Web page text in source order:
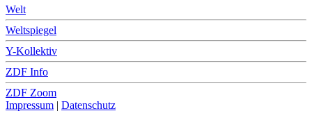
Welt
Weltspiegel
Y-Kollektiv
ZDF Info
ZDF Zoom
Impressum | Datenschutz